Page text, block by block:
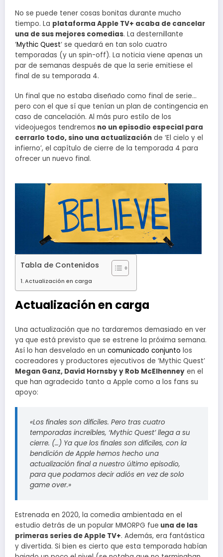
No se puede tener cosas bonitas durante mucho
tiempo. La plataforma Apple TV+ acaba de cancelar
una de sus mejores comedias. La desternillante
‘Mythic Quest‘ se quedará en tan solo cuatro
temporadas (y un spin-off). La noticia viene apenas un
par de semanas después de que la serie emitiese el
final de su temporada 4.
Un final que no estaba diseñado como final de serie…
pero con el que sí que tenían un plan de contingencia en
caso de cancelación. Al más puro estilo de los
videojuegos tendremos no un episodio especial para
cerrarlo todo, sino una actualización de ‘El cielo y el
infierno’, el capítulo de cierre de la temporada 4 para
ofrecer un nuevo final.
Tabla de Contenidos
Actualización en carga
Actualización en carga
Una actualización que no tardaremos demasiado en ver
ya que está previsto que se estrene la próxima semana.
Así lo han desvelado en un comunicado conjunto los
cocreadores y productores ejecutivos de ‘Mythic Quest’
Megan Ganz, David Hornsby y Rob McElhenney en el
que han agradecido tanto a Apple como a los fans su
apoyo:
«Los finales son difíciles. Pero tras cuatro
temporadas increíbles, ‘Mythic Quest’ llega a su
cierre. (…) Ya que los finales son difíciles, con la
bendición de Apple hemos hecho una
actualización final a nuestro último episodio,
para que podamos decir adiós en vez de solo
game over.»
Estrenada en 2020, la comedia ambientada en el
estudio detrás de un popular MMORPG fue una de las
primeras series de Apple TV+. Además, era fantástica
y divertida. Si bien es cierto que esta temporada habían